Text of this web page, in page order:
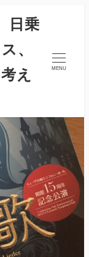
日乗
、
え
MENU